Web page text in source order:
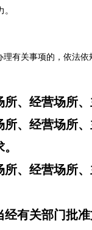
有关事项的，依法依
所、经营场所
所、经营场所
所、经营场所
经有关部门批